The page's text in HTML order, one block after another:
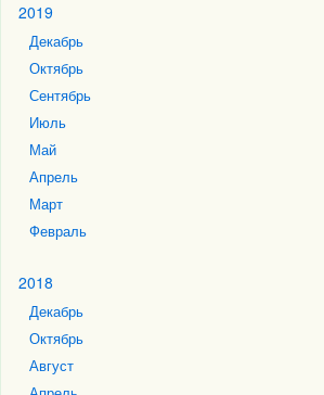
2019
Декабрь
Октябрь
Сентябрь
Июль
Май
Апрель
Март
Февраль
2018
Декабрь
Октябрь
Август